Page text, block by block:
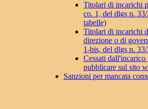
Titolari di incarichi
co. 1, del dlgs n.
tabelle)
Titolari di incarichi
direzione o di
1-bis, del dlgs n.
Cessati dall'incarico
pubblicare sul sito
Sanzioni per mancata